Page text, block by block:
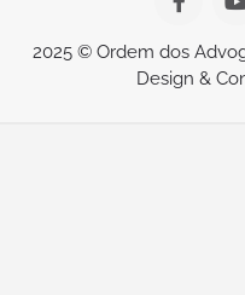
2025 © Ordem dos
Design &